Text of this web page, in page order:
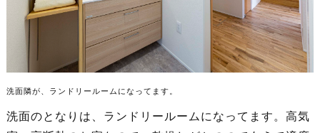
洗面隣が、ランドリールームになってます。
洗面のとなりは、ランドリールームになってます。高気